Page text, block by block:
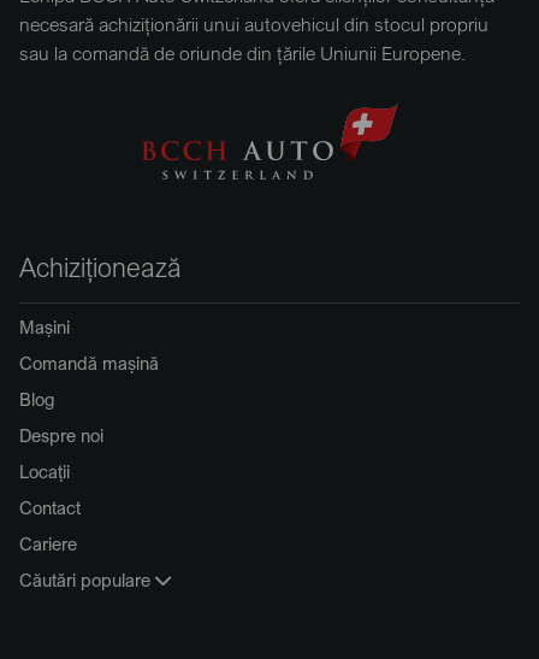
necesară achiziționării unui autovehicul din stocul propriu
sau la comandă de oriunde din țările Uniunii Europene.
Achiziționează
Mașini
Comandă mașină
Blog
Despre noi
Locații
Contact
Cariere
Căutări populare